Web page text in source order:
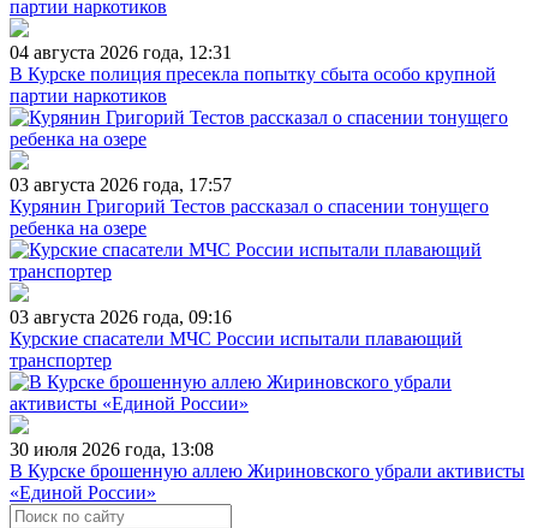
04 августа 2026 года, 12:31
В Курске полиция пресекла попытку сбыта особо крупной
партии наркотиков
03 августа 2026 года, 17:57
Курянин Григорий Тестов рассказал о спасении тонущего
ребенка на озере
03 августа 2026 года, 09:16
Курские спасатели МЧС России испытали плавающий
транспортер
30 июля 2026 года, 13:08
В Курске брошенную аллею Жириновского убрали активисты
«Единой России»